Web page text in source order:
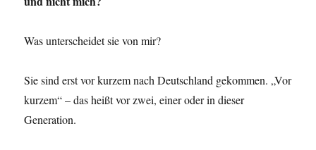
Was unterscheidet sie von mir?
Sie sind erst vor kurzem nach Deutschland gekommen. „Vor
kurzem“ – das heißt vor zwei, einer oder in dieser
Generation.